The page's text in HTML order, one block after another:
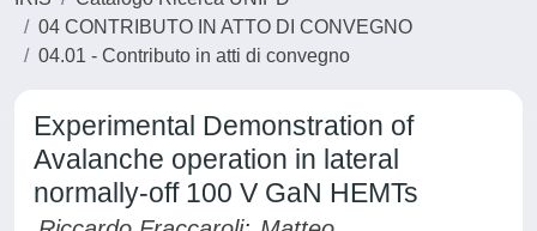
04 CONTRIBUTO IN ATTO DI CONVEGNO
04.01 - Contributo in atti di convegno
Experimental Demonstration of
Avalanche operation in lateral
normally-off 100 V GaN HEMTs